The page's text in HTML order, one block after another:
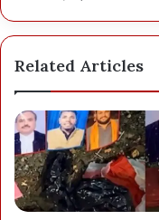
Related Articles